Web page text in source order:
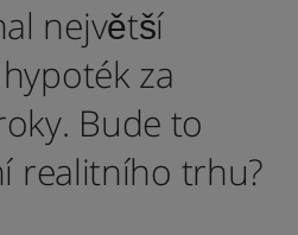
největší
za
Bude to
realitního trhu?